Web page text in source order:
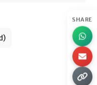
SHARE